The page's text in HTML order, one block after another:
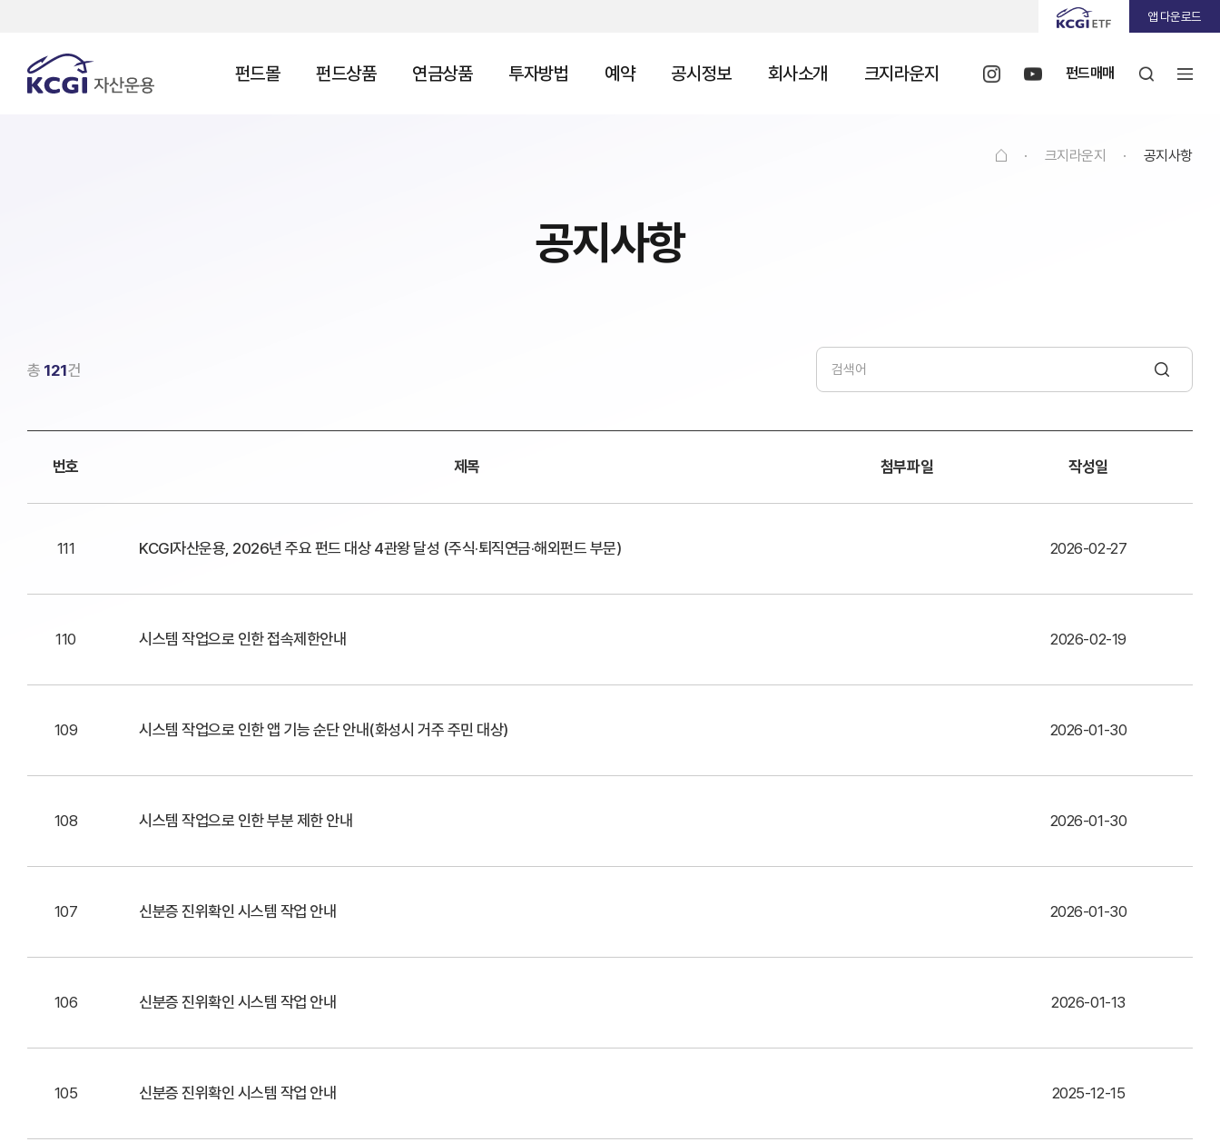
앱 다운로드
펀드몰 펀드상품 연금상품 투자방법 예약 공시정보 회사소개 크지라운지 펀드매매
· 크지라운지 · 공지사항
공지사항
총 121건
번호 제목 첨부파일 작성일
111 KCGI자산운용, 2026년 주요 펀드 대상 4관왕 달성 (주식·퇴직연금·해외펀드 부문) 2026-02-27
110 시스템 작업으로 인한 접속제한안내 2026-02-19
109 시스템 작업으로 인한 앱 기능 순단 안내(화성시 거주 주민 대상) 2026-01-30
108 시스템 작업으로 인한 부분 제한 안내 2026-01-30
107 신분증 진위확인 시스템 작업 안내 2026-01-30
106 신분증 진위확인 시스템 작업 안내 2026-01-13
105 신분증 진위확인 시스템 작업 안내 2025-12-15